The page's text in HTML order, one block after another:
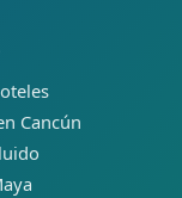
Cancún